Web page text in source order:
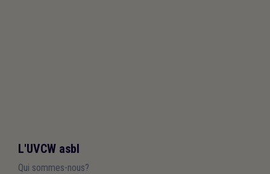
L'UVCW asbl
Qui sommes-nous?